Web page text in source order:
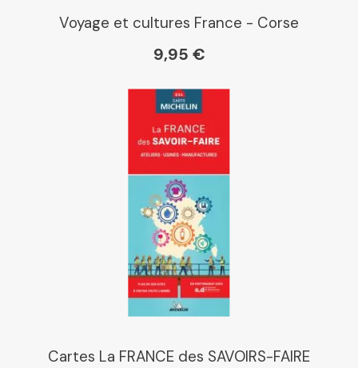
Voyage et cultures France - Corse
9,95 €
Cartes La FRANCE des SAVOIRS-FAIRE